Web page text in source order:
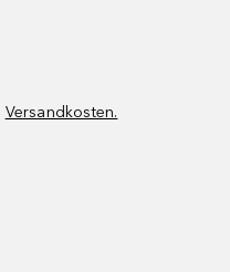
Versandkosten.